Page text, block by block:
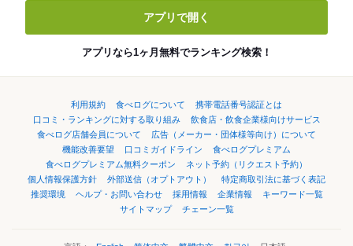
アプリで開く
アプリなら1ヶ月無料でランキング検索！
利用規約 食べログについて
携帯電話番号認証とは
口コミ・ランキングに対する取り組み
飲食店・飲食企業様向けサービス
食べログ店舗会員について
広告（メーカー・団体様等向け）について
機能改善要望
口コミガイドライン
食べログプレミアム
食べログプレミアム無料クーポン
ネット予約（リクエスト予約）
個人情報保護方針
外部送信（オプトアウト）
特定商取引法に基づく表記
推奨環境
ヘルプ・お問い合わせ 採用情報 企業情報
キーワード一覧
サイトマップ
チェーン一覧